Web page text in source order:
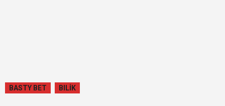
BASTY BET BILİK